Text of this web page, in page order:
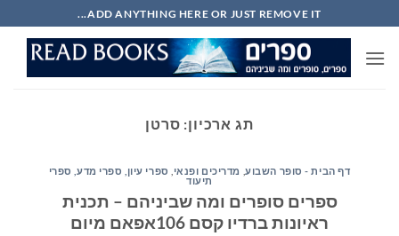
to
content
ADD ANYTHING HERE OR JUST REMOVE IT...
תג ארכיון: סרטן
דף הבית - סופר השבוע, מדריכים ופנאי
ספרי עיון, ספרי מדע, ספרי
תיעוד
ספרים סופרים ומה שביניהם – תכנית
ראיונות ברדיו קסם 106אפאם מיום